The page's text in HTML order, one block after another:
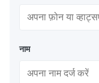
नाम